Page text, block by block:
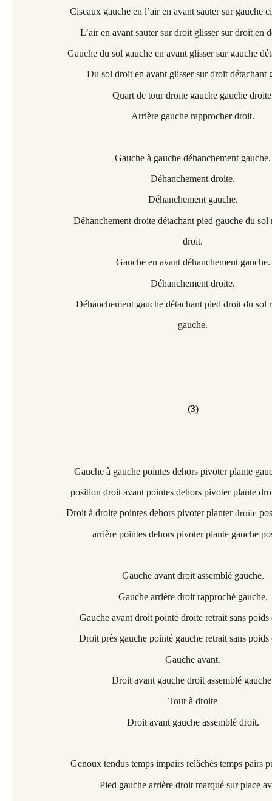
Ciseaux gauche en l’air en avant sauter sur gauche
L’air en avant sauter sur droit glisser sur droit en
Gauche du sol gauche en avant glisser sur gauche
Du sol droit en avant glisser sur droit détachant
Quart de tour droite gauche gauche
Arrière gauche rapprocher droit.
Gauche à gauche déhanchement gauche.
Déhanchement droite.
Déhanchement gauche.
Déhanchement droite détachant pied gauche du sol
droit.
Gauche en avant déhanchement gauche.
Déhanchement droite.
Déhanchement gauche détachant pied droit du sol
gauche.
(3)
Gauche à gauche pointes dehors pivoter plante
position droit avant pointes dehors pivoter plante
Droit à droite pointes dehors pivoter planterdroite
arrière pointes dehors pivoter plante gauche
Gauche avant droit assemblé gauche.
Gauche arrière droit rapproché gauche.
Gauche avant droit pointé droite retrait sans poids
Droit près gauche pointé gauche retrait sans poids
Gauche avant.
Droit avant gauche droit assemblé
Tour à droite
Droit avant gauche assemblé droit.
Genoux tendus temps impairs relâchés temps pairs
Pied gauche arrière droit marqué sur place